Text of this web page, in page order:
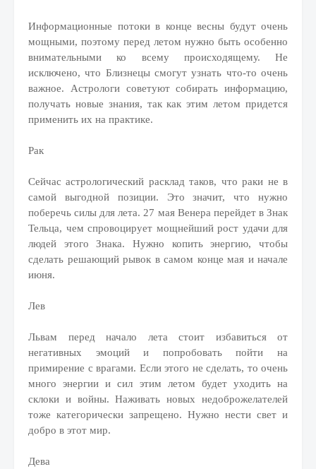
Информационные потоки в конце весны будут очень
мощными, поэтому перед летом нужно быть особенно
внимательными ко всему происходящему. Не
исключено, что Близнецы смогут узнать что-то очень
важное. Астрологи советуют собирать информацию,
получать новые знания, так как этим летом придется
применить их на практике.
Рак
Сейчас астрологический расклад таков, что раки не в
самой выгодной позиции. Это значит, что нужно
поберечь силы для лета. 27 мая Венера перейдет в Знак
Тельца, чем спровоцирует мощнейший рост удачи для
людей этого Знака. Нужно копить энергию, чтобы
сделать решающий рывок в самом конце мая и начале
июня.
Лев
Львам перед начало лета стоит избавиться от
негативных эмоций и попробовать пойти на
примирение с врагами. Если этого не сделать, то очень
много энергии и сил этим летом будет уходить на
склоки и войны. Наживать новых недоброжелателей
тоже категорически запрещено. Нужно нести свет и
добро в этот мир.
Дева